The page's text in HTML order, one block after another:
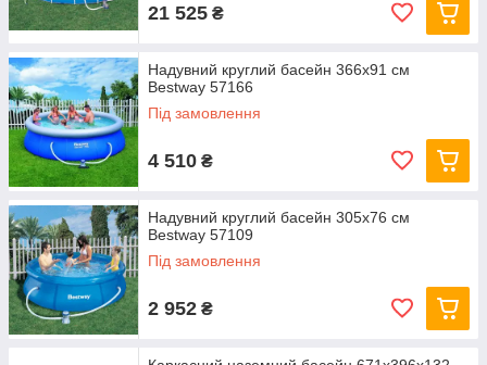
21 525 ₴
Надувний круглий басейн 366х91 см
Bestway 57166
Під замовлення
4 510 ₴
Надувний круглий басейн 305х76 см
Bestway 57109
Під замовлення
2 952 ₴